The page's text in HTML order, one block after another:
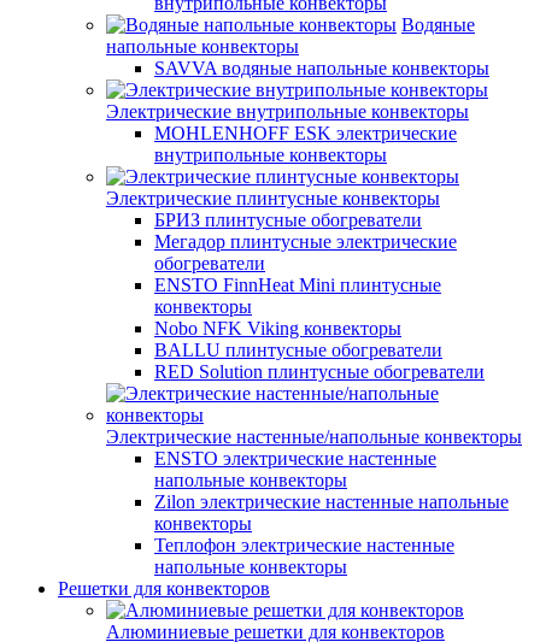
Водяные
напольные конвекторы
SAVVA водяные напольные конвекторы
Электрические внутрипольные конвекторы
MOHLENHOFF ESK электрические
внутрипольные конвекторы
Электрические плинтусные конвекторы
БРИЗ плинтусные обогреватели
Мегадор плинтусные электрические
обогреватели
ENSTO FinnHeat Mini плинтусные
конвекторы
Nobo NFK Viking конвекторы
BALLU плинтусные обогреватели
RED Solution плинтусные обогреватели
Электрические настенные/напольные конвекторы
ENSTO электрические настенные
напольные конвекторы
Zilon электрические настенные напольные
конвекторы
Теплофон электрические настенные
напольные конвекторы
Решетки для конвекторов
Алюминиевые решетки для конвекторов